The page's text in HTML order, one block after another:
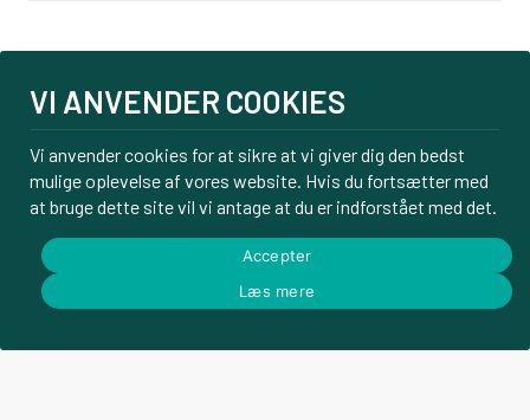
PBS tilmelding
Om os
Kontakt
Handelsbetingelser
Privatlivspolitik
© Danfoods ApS – CVR 32771920
VI ANVENDER COOKIES
Vi anvender cookies for at sikre at vi giver dig den bedst
mulige oplevelse af vores website. Hvis du fortsætter med
at bruge dette site vil vi antage at du er indforstået med det.
Accepter
Læs mere